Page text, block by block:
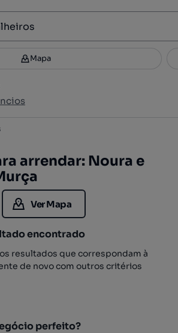
Filtros 3
Mapa
arrendar: Noura e
Ver Mapa
encontrado
resultados que correspondam à
de novo com outros critérios
perfeito?